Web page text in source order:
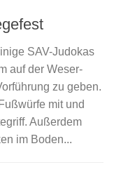
SAV-Judokas
auf der Weser-
zu geben.
mit und
Außerdem
im Boden...